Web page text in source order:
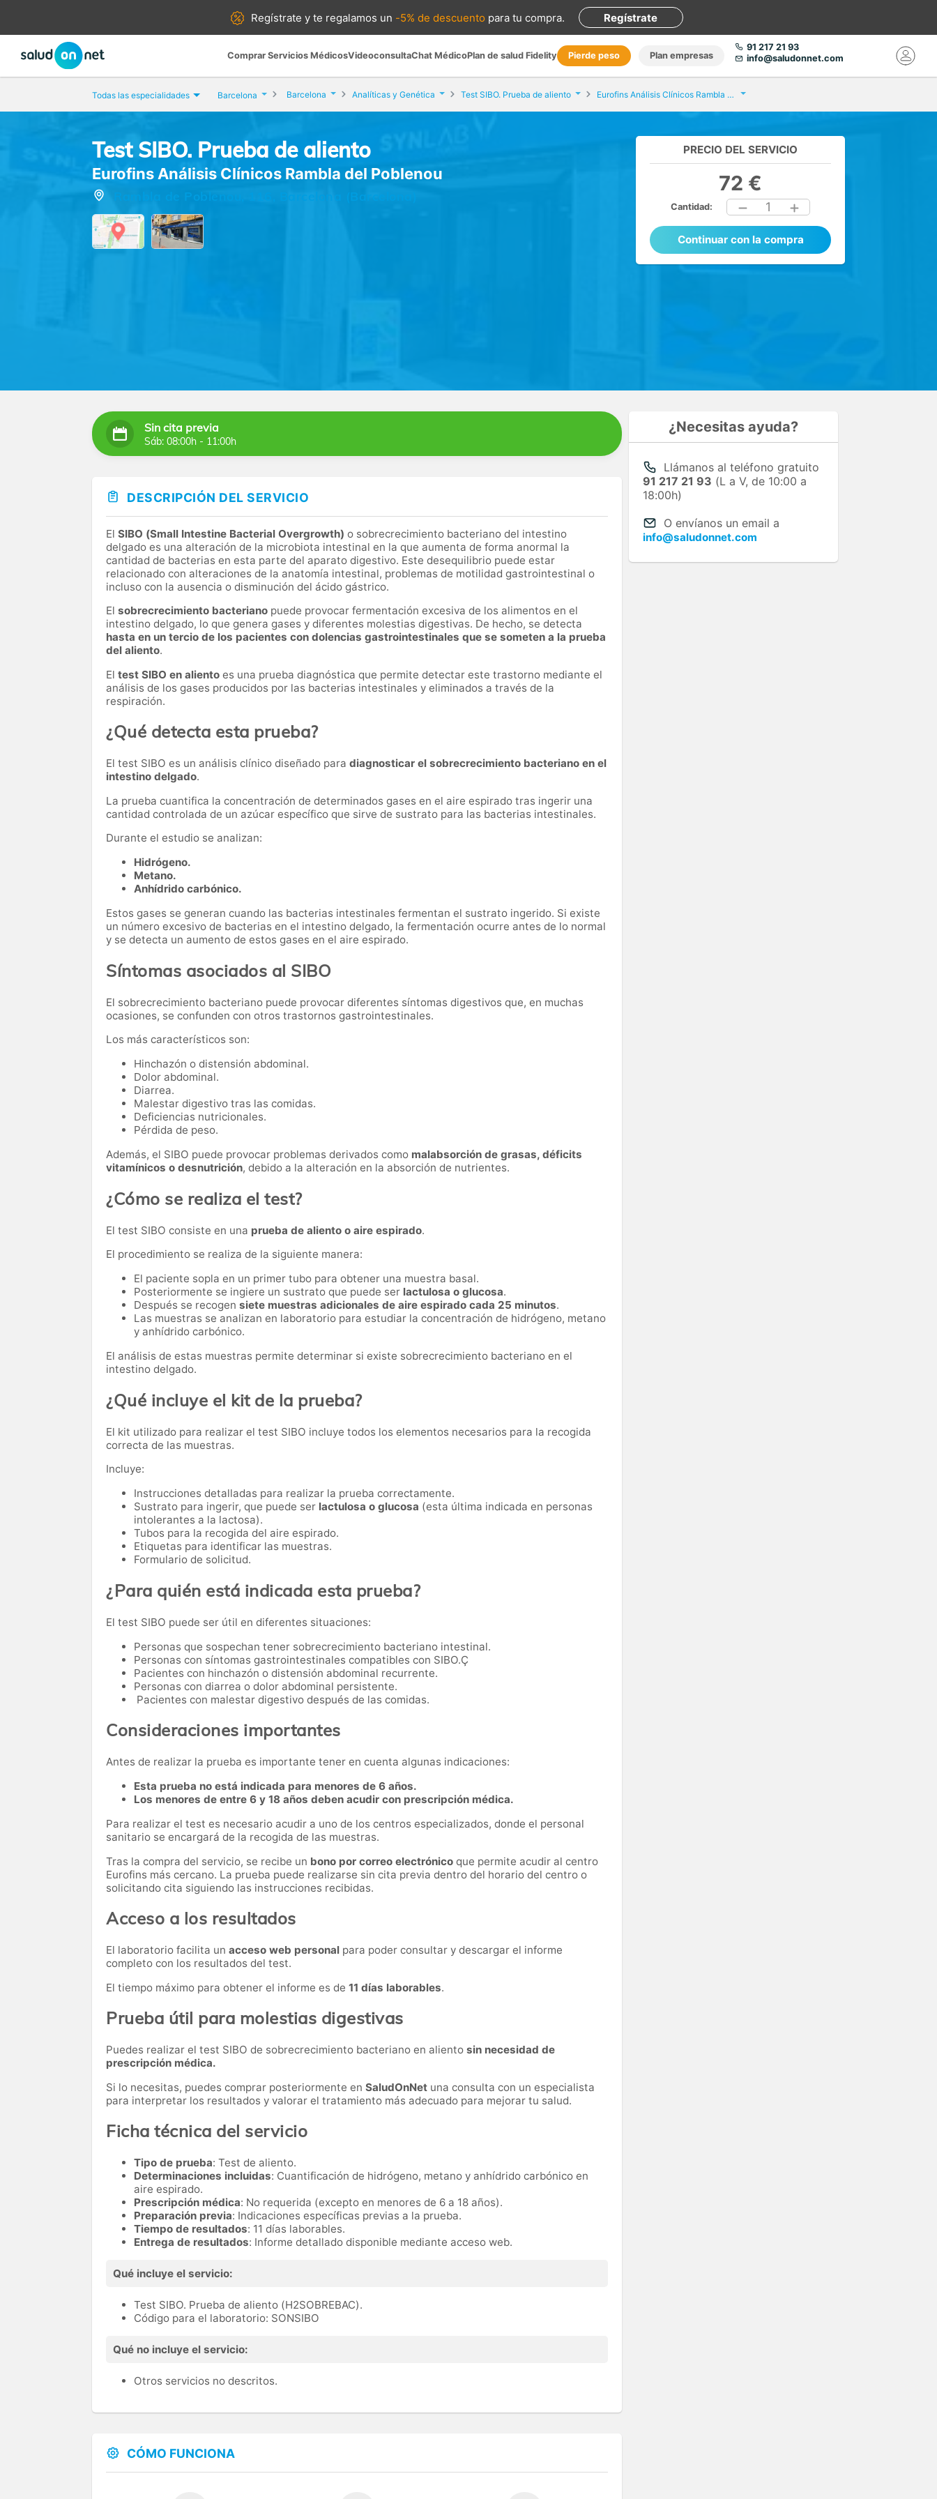
Regístrate yte regalamos un -5% de descuento para tu compra. Regístrate
Comprar Servicios MédicosVideoconsultaChat MédicoPlan de salud Fidelity Pierde peso Plan empresas
91 217 21 93
info@saludonnet.com
Todas las especialidades Barcelona Barcelona Analíticas y Genética Test SIBO. Prueba de aliento Eurofins Análisis Clínicos Rambla del Poblenou
Test SIBO. Prueba de aliento
Eurofins Análisis Clínicos Rambla del Poblenou
PRECIO DEL SERVICIO
72 €
Cantidad: 1
Continuar con la compra
Sin cita previa
Sáb: 08:00h - 11:00h
DESCRIPCIÓN DEL SERVICIO
El SIBO (Small Intestine Bacterial Overgrowth) o sobrecrecimiento bacteriano del intestino
delgado es una alteración de la microbiota intestinal en la que aumenta de forma anormal la
cantidad de bacterias en esta parte del aparato digestivo. Este desequilibrio puede estar
relacionado con alteraciones de la anatomía intestinal, problemas de motilidad gastrointestinal o
incluso con la ausencia o disminución del ácido gástrico.
El sobrecrecimiento bacteriano puede provocar fermentación excesiva de los alimentos en el
intestino delgado, lo que genera gases y diferentes molestias digestivas. De hecho, se detecta
hasta en un tercio de los pacientes con dolencias gastrointestinales que se someten a la prueba
del aliento.
El test SIBO en aliento es una prueba diagnóstica que permite detectar este trastorno mediante el
análisis de los gases producidos por las bacterias intestinales y eliminados a través de la
respiración.
¿Qué detecta esta prueba?
El test SIBO es un análisis clínico diseñado para diagnosticar el sobrecrecimiento bacteriano en el
intestino delgado.
La prueba cuantifica la concentración de determinados gases en el aire espirado tras ingerir una
cantidad controlada de un azúcar específico que sirve de sustrato para las bacterias intestinales.
Durante el estudio se analizan:
Hidrógeno.
Metano.
Anhídrido carbónico.
Estos gases se generan cuando las bacterias intestinales fermentan el sustrato ingerido. Si existe
un número excesivo de bacterias en el intestino delgado, la fermentación ocurre antes de lo normal
y se detecta un aumento de estos gases en el aire espirado.
Síntomas asociados al SIBO
El sobrecrecimiento bacteriano puede provocar diferentes síntomas digestivos que, en muchas
ocasiones, se confunden con otros trastornos gastrointestinales.
Los más característicos son:
Hinchazón o distensión abdominal.
Dolor abdominal.
Diarrea.
Malestar digestivo tras las comidas.
Deficiencias nutricionales.
Pérdida de peso.
Además, el SIBO puede provocar problemas derivados como malabsorción de grasas, déficits
vitamínicos o desnutrición, debido a la alteración en la absorción de nutrientes.
¿Cómo se realiza el test?
El test SIBO consiste en una prueba de aliento o aire espirado.
El procedimiento se realiza de la siguiente manera:
El paciente sopla en un primer tubo para obtener una muestra basal.
Posteriormente se ingiere un sustrato que puede ser lactulosa o glucosa.
Después se recogen siete muestras adicionales de aire espirado cada 25 minutos.
Las muestras se analizan en laboratorio para estudiar la concentración de hidrógeno, metano
y anhídrido carbónico.
El análisis de estas muestras permite determinar si existe sobrecrecimiento bacteriano en el
intestino delgado.
¿Qué incluye el kit de la prueba?
El kit utilizado para realizar el test SIBO incluye todos los elementos necesarios para la recogida
correcta de las muestras.
Incluye:
Instrucciones detalladas para realizar la prueba correctamente.
Sustrato para ingerir, que puede ser lactulosa o glucosa (esta última indicada en personas
intolerantes a la lactosa).
Tubos para la recogida del aire espirado.
Etiquetas para identificar las muestras.
Formulario de solicitud.
¿Para quién está indicada esta prueba?
El test SIBO puede ser útil en diferentes situaciones:
Personas que sospechan tener sobrecrecimiento bacteriano intestinal.
Personas con síntomas gastrointestinales compatibles con SIBO.Ç
Pacientes con hinchazón o distensión abdominal recurrente.
Personas con diarrea o dolor abdominal persistente.
Pacientes con malestar digestivo después de las comidas.
Consideraciones importantes
Antes de realizar la prueba es importante tener en cuenta algunas indicaciones:
Esta prueba no está indicada para menores de 6 años.
Los menores de entre 6 y 18 años deben acudir con prescripción médica.
Para realizar el test es necesario acudir a uno de los centros especializados, donde el personal
sanitario se encargará de la recogida de las muestras.
Tras la compra del servicio, se recibe un bono por correo electrónico que permite acudir al centro
Eurofins más cercano. La prueba puede realizarse sin cita previa dentro del horario del centro o
solicitando cita siguiendo las instrucciones recibidas.
Acceso a los resultados
El laboratorio facilita un acceso web personal para poder consultar y descargar el informe
completo con los resultados del test.
El tiempo máximo para obtener el informe es de 11 días laborables.
Prueba útil para molestias digestivas
Puedes realizar el test SIBO de sobrecrecimiento bacteriano en aliento sin necesidad de
prescripción médica.
Si lo necesitas, puedes comprar posteriormente en SaludOnNet una consulta con un especialista
para interpretar los resultados y valorar el tratamiento más adecuado para mejorar tu salud.
Ficha técnica del servicio
Tipo de prueba: Test de aliento.
Determinaciones incluidas: Cuantificación de hidrógeno, metano y anhídrido carbónico en
aire espirado.
Prescripción médica: No requerida (excepto en menores de 6 a 18 años).
Preparación previa: Indicaciones específicas previas a la prueba.
Tiempo de resultados: 11 días laborables.
Entrega de resultados: Informe detallado disponible mediante acceso web.
Qué incluye el servicio:
Test SIBO. Prueba de aliento (H2SOBREBAC).
Código para el laboratorio: SONSIBO
Qué no incluye el servicio:
Otros servicios no descritos.
CÓMO FUNCIONA
¿Necesitas ayuda?
Llámanos al teléfono gratuito
91 217 21 93 (L a V, de 10:00 a
18:00h)
O envíanos un email a
info@saludonnet.com